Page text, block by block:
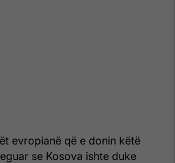
evropianë që e donin këtë
se Kosova ishte duke